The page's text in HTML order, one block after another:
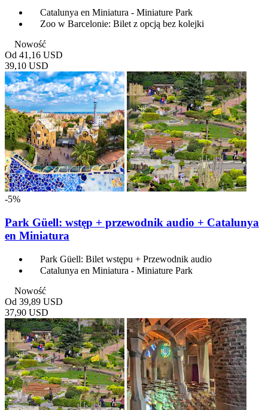
Catalunya en Miniatura - Miniature Park
Zoo w Barcelonie: Bilet z opcją bez kolejki
Nowość
Od 41,16 USD
39,10 USD
-5%
Park Güell: wstęp + przewodnik audio + Catalunya
en Miniatura
Park Güell: Bilet wstępu + Przewodnik audio
Catalunya en Miniatura - Miniature Park
Nowość
Od 39,89 USD
37,90 USD